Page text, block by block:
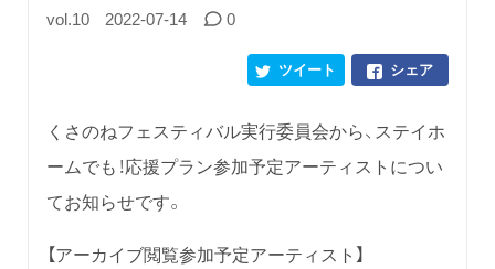
vol.10 2022-07-14 0
シェア
ツイート
くさのねフェスティバル実行委員会から、ステイホ
ームでも！応援プラン参加予定アーティストについ
てお知らせです。
【アーカイブ閲覧参加予定アーティスト】